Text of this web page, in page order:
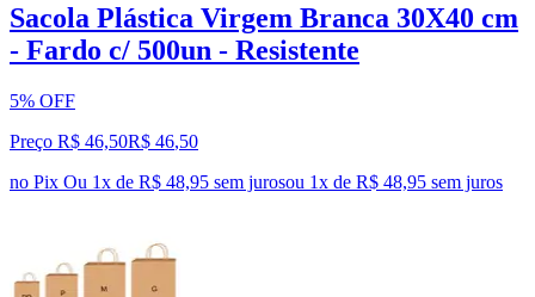
Sacola Plástica Virgem Branca 30X40 cm
- Fardo c/ 500un - Resistente
5% OFF
Preço R$ 46,50R$ 46,50
no Pix Ou 1x de R$ 48,95 sem jurosou 1x de R$ 48,95 sem juros